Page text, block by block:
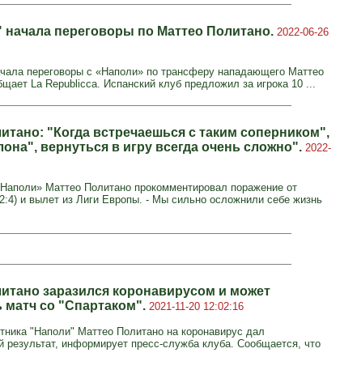
переговоры по Маттео Политано. 2022-06-26
переговоры с «Наполи» по трансферу нападающего Маттео
La Republicca. Испанский клуб предложил за игрока 10 ...
"Когда встречаешься с таким соперником",
вернуться в игру всегда очень сложно". 2022-
Маттео Политано прокомментировал поражение от
и вылет из Лиги Европы. - Мы сильно осложнили себе жизнь
заразился коронавирусом и может
матч со "Спартаком". 2021-11-20 12:02:16
"Наполи" Маттео Политано на коронавирус дал
результат, информирует пресс-служба клуба. Сообщается, что